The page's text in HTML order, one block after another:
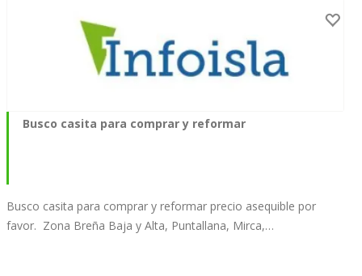
Busco casita para comprar y reformar
Busco casita para comprar y reformar precio asequible por
favor. Zona Breña Baja y Alta, Puntallana, Mirca,…